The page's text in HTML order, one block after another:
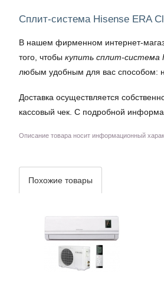
Сплит-система Hisense ERA
В нашем фирменном интернет-
того, чтобы купить сплит-система
любым удобным для вас способом:
Доставка осуществляется
кассовый чек. С подробной
Описание товара носит информационный
Похожие товары